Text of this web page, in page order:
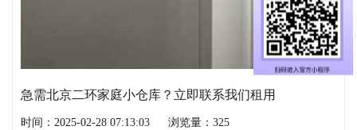
急需北京二环家庭小仓库？立即联系我们租用
时间：2025-02-28 07:13:03 浏览量：325